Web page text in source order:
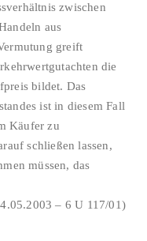
zwischen
aus
greift
die
bildet. Das
ist in diesem Fall
Käufer zu
schließen lassen,
müssen, das
– 6 U 117/01)